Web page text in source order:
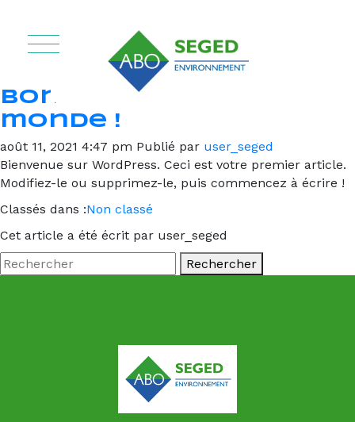
Bonjour tout le
monde !
août 11, 2021 4:47 pm Publié par user_seged
Bienvenue sur WordPress. Ceci est votre premier article.
Modifiez-le ou supprimez-le, puis commencez à écrire !
Classés dans :Non classé
Cet article a été écrit par user_seged
Rechercher